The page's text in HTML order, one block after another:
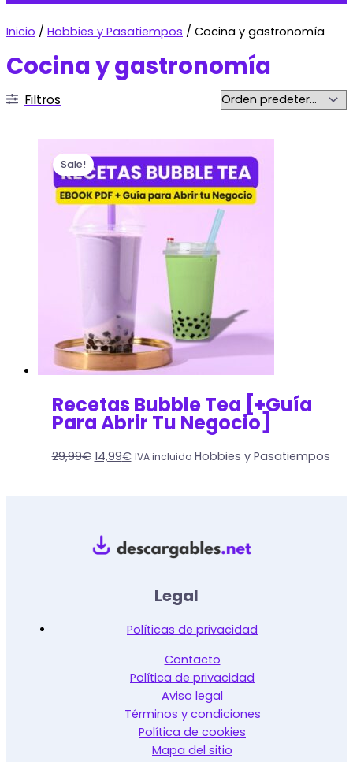
Inicio / Hobbies y Pasatiempos / Cocina y gastronomía
Cocina y gastronomía
Filtros
Sale!
Recetas Bubble Tea [+Guía
Para Abrir Tu Negocio]
29,99€ 14,99€ IVA incluido Hobbies y Pasatiempos
Legal
Políticas de privacidad
Contacto
Política de privacidad
Aviso legal
Términos y condiciones
Política de cookies
Mapa del sitio